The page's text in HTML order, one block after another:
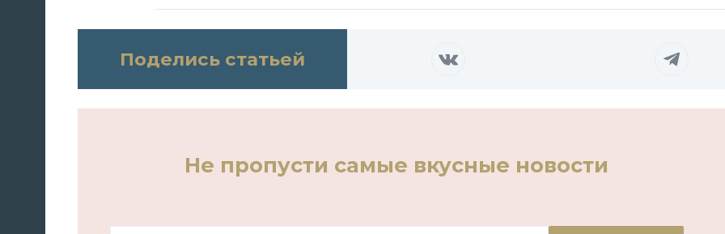
Поделись статьей
Не пропусти самые вкусные новости